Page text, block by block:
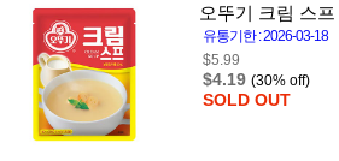
오뚜기 크림 스프
유통기한 : 2026-03-18
$5.99
$4.19 (30% off)
SOLD OUT